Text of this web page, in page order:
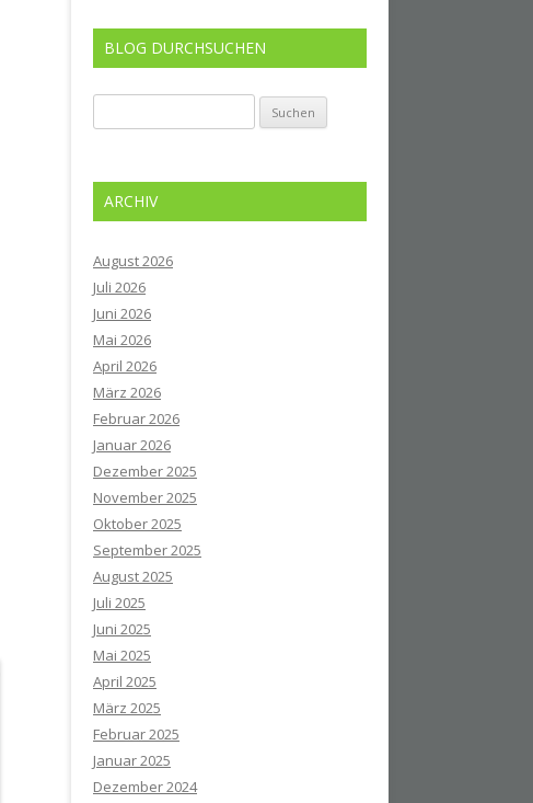
BLOG DURCHSUCHEN
nach:
ARCHIV
August 2026
Juli 2026
Juni 2026
Mai 2026
April 2026
März 2026
Februar 2026
Januar 2026
Dezember 2025
November 2025
Oktober 2025
September 2025
August 2025
Juli 2025
Juni 2025
Mai 2025
April 2025
März 2025
Februar 2025
Januar 2025
Dezember 2024